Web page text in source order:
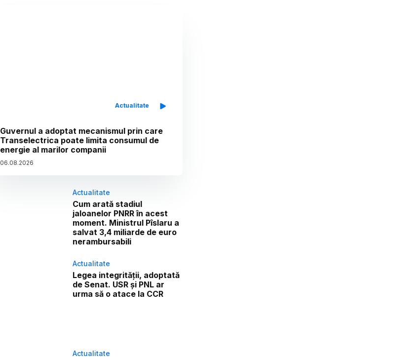
Actualitate
Guvernul a adoptat mecanismul prin care
Transelectrica poate limita consumul de
energie al marilor companii
06.08.2026
Actualitate
Cum arată stadiul
jaloanelor PNRR în acest
moment. Ministrul Pîslaru a
salvat 3,4 miliarde de euro
nerambursabili
Actualitate
Legea integrității, adoptată
de Senat. USR și PNL ar
urma să o atace la CCR
Actualitate